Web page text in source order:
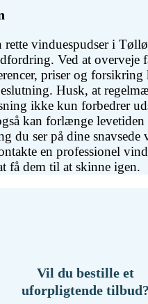
rette vinduespudser i
Ved at overveje
priser og
Husk, at
ikke kun forbedrer
kan forlænge
du ser på dine snavsede
en professionel
få dem til at skinne igen.
Vil du bestille et
uforpligtende tilbud?